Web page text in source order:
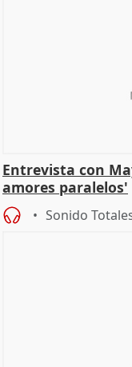
Entrevista con
amores paralelos'
Sonido